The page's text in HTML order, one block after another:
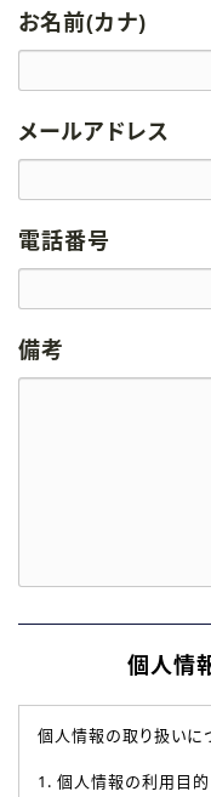
お名前(カナ)
メールアドレス
電話番号
備考
個人情
個人情報の取り扱いに
1. 個人情報の利用目的